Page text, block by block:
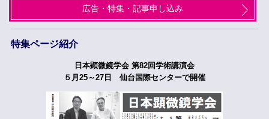
広告・特集・記事申し込み
特集ページ紹介
日本顕微鏡学会 第82回学術講演会
５月25～27日 仙台国際センターで開催